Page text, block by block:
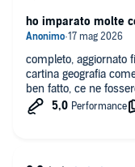
completo, aggiornato
cartina geografia
ben fatto, ce ne
ho imparato molte